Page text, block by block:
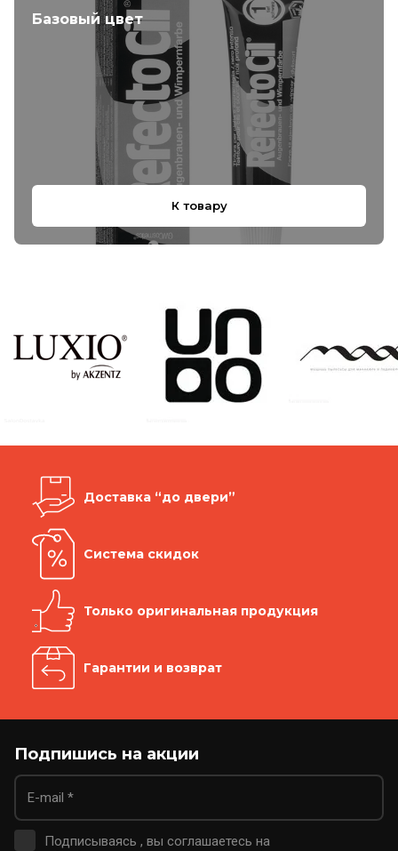
Базовый цвет
К товару
Доставка “до двери”
Система скидок
Только оригинальная продукция
Гарантии и возврат
Подпишись на акции
Подписываясь , вы соглашаетесь на